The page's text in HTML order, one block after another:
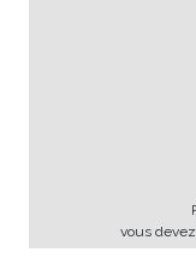
vous